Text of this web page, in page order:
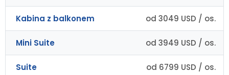
Kabina z balkonem od 3049 USD / os.
Mini Suite od 3949 USD / os.
Suite od 6799 USD / os.